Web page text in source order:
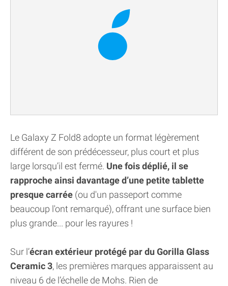
Le Galaxy Z Fold8 adopte un format légèrement
différent de son prédécesseur, plus court et plus
large lorsqu’il est fermé. Une fois déplié, il se
rapproche ainsi davantage d’une petite tablette
presque carrée (ou d'un passeport comme
beaucoup l'ont remarqué), offrant une surface bien
plus grande... pour les rayures !
Sur l’écran extérieur protégé par du Gorilla Glass
Ceramic 3, les premières marques apparaissent au
niveau 6 de l’échelle de Mohs. Rien de